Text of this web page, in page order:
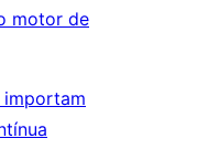
motor de
importam